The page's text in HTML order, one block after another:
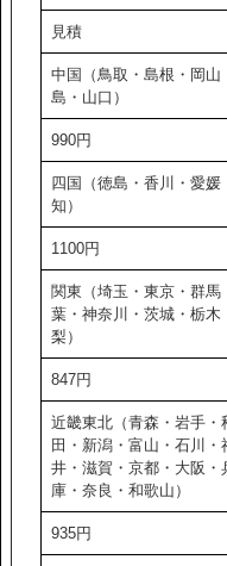
見積
中国（鳥取・島根・岡山
島・山口）
990円
四国（徳島・香川・愛媛
知）
1100円
関東（埼玉・東京・群馬
葉・神奈川・茨城・栃木
梨）
847円
近畿東北（青森・岩手・
田・新潟・富山・石川・
井・滋賀・京都・大阪・
庫・奈良・和歌山）
935円